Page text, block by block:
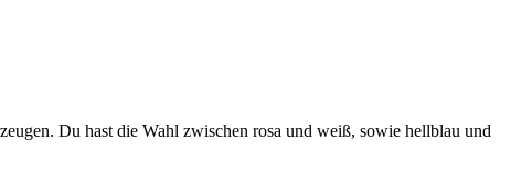
Du hast die Wahl zwischen rosa und weiß, sowie hellblau und